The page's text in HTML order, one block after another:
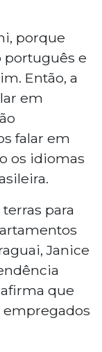
porque
português e
Então, a
em
falar em
os idiomas
para
Janice
que
empregados